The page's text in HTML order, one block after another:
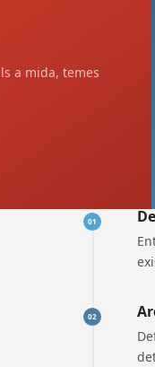
a mida, temes
01
02